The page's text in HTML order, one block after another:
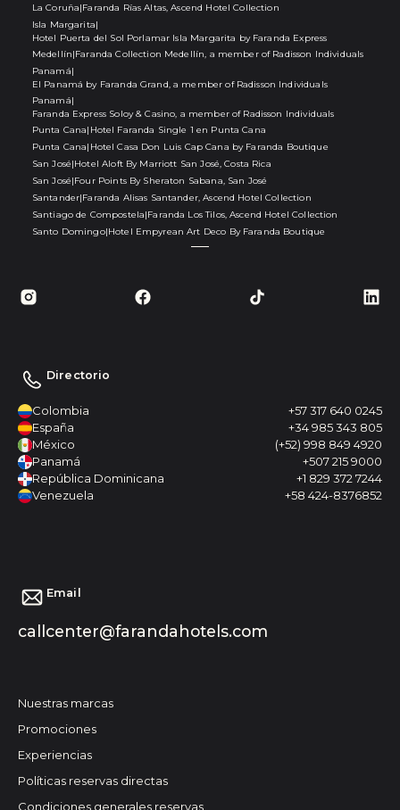
La Coruña|Faranda Rías Altas, Ascend Hotel Collection
Isla Margarita|
Hotel Puerta del Sol Porlamar Isla Margarita by Faranda Express
Medellín|Faranda Collection Medellín, a member of Radisson Individuals
Panamá|
El Panamá by Faranda Grand, a member of Radisson Individuals
Panamá|
Faranda Express Soloy & Casino, a member of Radisson Individuals
Punta Cana| Hotel Faranda Single 1 en Punta Cana
Punta Cana| Hotel Casa Don Luis Cap Cana by Faranda Boutique
San José|Hotel Aloft By Marriott San José, Costa Rica
San José|Four Points By Sheraton Sabana, San José
Santander|Faranda Alisas Santander, Ascend Hotel Collection
Santiago de Compostela|Faranda Los Tilos, Ascend Hotel Collection
Santo Domingo|Hotel Empyrean Art Deco By Faranda Boutique
Directorio
Colombia
+57 317 640 0245
España
+34 985 343 805
México
(+52) 998 849 4920
Panamá
+507 215 9000
República Dominicana
+1 829 372 7244
Venezuela
+58 424-8376852
Email
callcenter@farandahotels.com
Nuestras marcas
Promociones
Experiencias
Políticas reservas directas
Condiciones generales reservas